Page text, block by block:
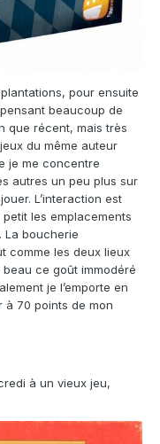
pour ensuite
beaucoup de
que récent, mais très
du même auteur
je me concentre
autres un peu plus sur
L’interaction est
les emplacements
La boucherie
comme les deux lieux
ce goût immodéré
je l’emporte en
à 70 points de mon
à un vieux jeu,